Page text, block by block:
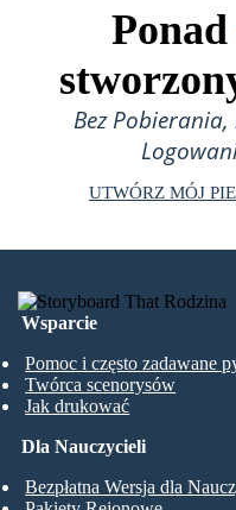
Bez
UTWÓRZ MÓJ
Wsparcie
Pomoc i często zadawane
Twórca scenorysów
Jak drukować
Dla Nauczycieli
Bezpłatna Wersja dla